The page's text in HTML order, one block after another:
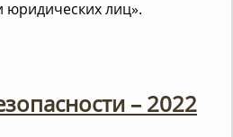
лиц».
– 2022